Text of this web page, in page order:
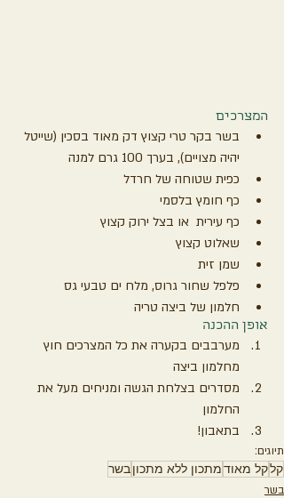
המצרכים
בשר בקר טרי קצוץ דק מאוד בסכין (שייטל
יהיה מצויים), בערך 100 גרם למנה
כפית שטוחה של חרדל
כף חומץ בלסמי
כף עירית  או בצל ירוק קצוץ
שאלוט קצוץ
שמן זית
פלפל שחור גרוס, מלח ים טבעי גס
חלמון של ביצה טריה
אופן ההכנה
מערבבים בקערה את כל המצרכים חוץ
מחלמון ביצה
מסדרים בצלחת הגשה ומניחים מעל את
החלמון
בתאבון!
תיוגים:
קלקל מאודמתכון ללא מתכוןבשר
בשר